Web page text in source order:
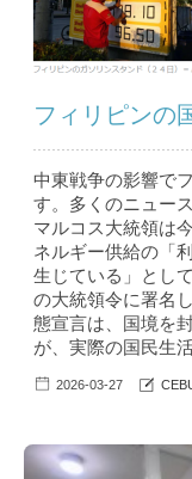
フィリピンの
中東戦争の影響で
す。多くのニュー
マルコス大統領は
ネルギー供給の「
生じている」とし
の大統領令に署名
態宣言は、国境を
が、実際の国民生
2026-03-27